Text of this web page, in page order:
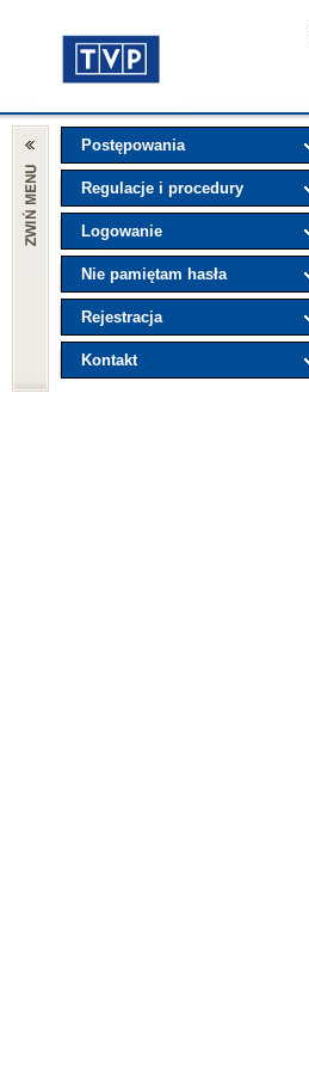
Postępowania
Regulacje i procedury
Logowanie
Nie pamiętam hasła
Rejestracja
Kontakt